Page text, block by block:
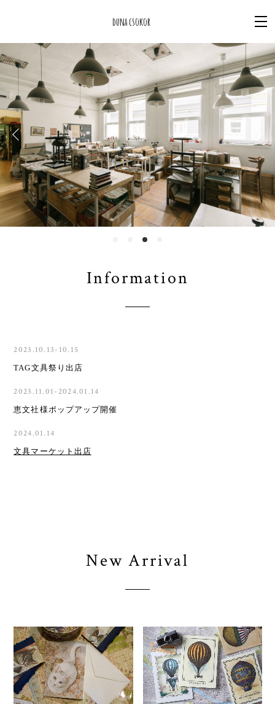
duna csokor
Information
2023.10.13-10.15
TAG文具祭り出店
2023.11.01-2024.01.14
恵文社様ポップアップ開催
2024.01.14
文具マーケット出店
New Arrival